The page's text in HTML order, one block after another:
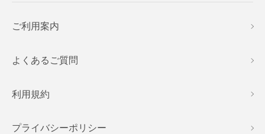
ご利用案内
よくあるご質問
利用規約
プライバシーポリシー